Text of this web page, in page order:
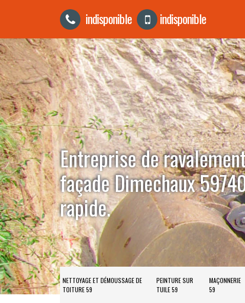
indisponible indisponible
Entreprise de
façade Dimechaux
rapide.
NETTOYAGE ET DÉMOUSSAGE DE
TOITURE 59
PEINTURE SUR
TUILE 59
MAÇONNERIE
59